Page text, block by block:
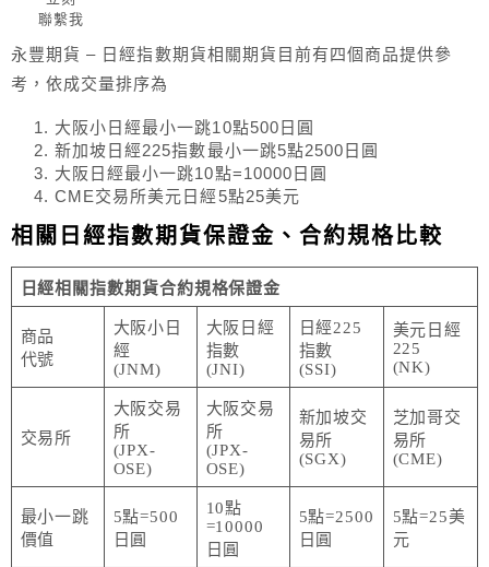
聯繫我
永豐期貨 – 日經指數期貨相關期貨目前有四個商品提供參
考，依成交量排序為
大阪小日經最小一跳10點500日圓
新加坡日經225指數最小一跳5點2500日圓
大阪日經最小一跳10點=10000日圓
CME交易所美元日經5點25美元
相關日經指數期貨保證金、合約規格比較
日經相關指數期貨合約規格保證金
商品
代號
大阪小日
經
(JNM)
大阪日經
指數
(JNI)
日經225
指數
(SSI)
美元日經
225
(NK)
交易所
大阪交易
所
(JPX-
OSE)
大阪交易
所
(JPX-
OSE)
新加坡交
易所
(SGX)
芝加哥交
易所
(CME)
最小一跳
價值
5點=500
日圓
10點
=10000
日圓
5點=2500
日圓
5點=25美
元